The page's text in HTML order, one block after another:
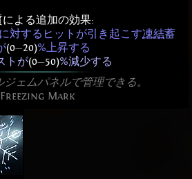
による追加の効果:
対するヒットが引き起こす凍結蓄
(0—20)%上昇する
トが(0—50)%減少する
ェムパネルで管理できる。
Freezing Mark